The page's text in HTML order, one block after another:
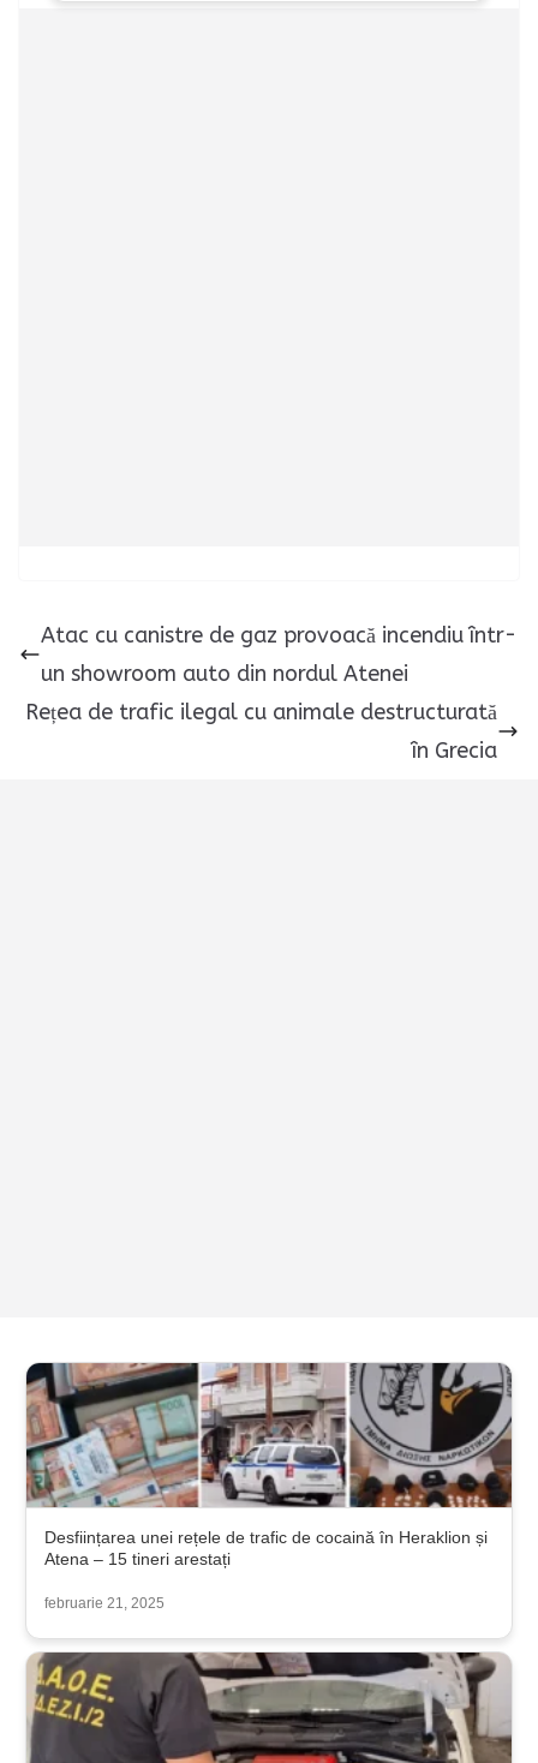
Atac cu canistre de gaz provoacă incendiu într-
un showroom auto din nordul Atenei
Rețea de trafic ilegal cu animale destructurată
în Grecia
Desființarea unei rețele de trafic de cocaină în Heraklion și
Atena – 15 tineri arestați
februarie 21, 2025